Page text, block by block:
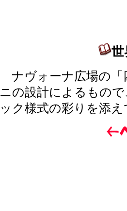
世
ナヴォーナ広場の「
ニの設計によるもの
ック様式の彩りを添